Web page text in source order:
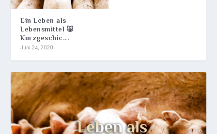
Ein Leben als
Lebensmittel 🐷
Kurzgeschic...
Juni 24, 2020